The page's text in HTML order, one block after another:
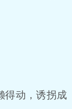
动，诱拐成